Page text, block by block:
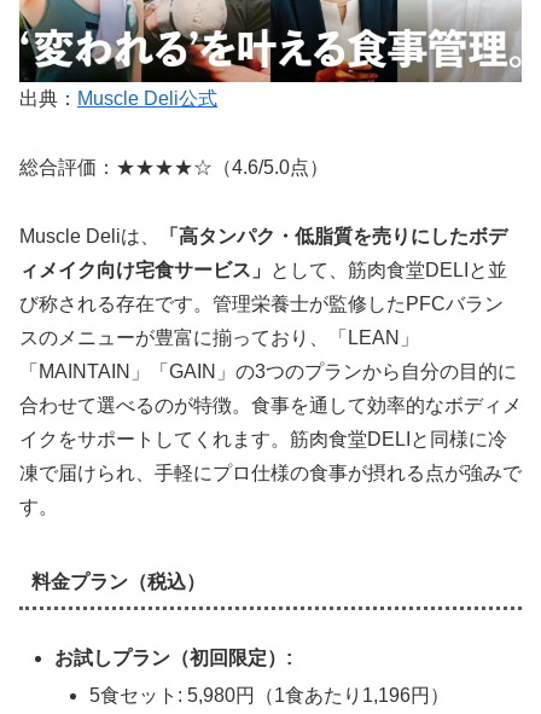
出典： Muscle Deli公式
総合評価：★★★★☆（4.6/5.0点）
Muscle Deliは、
「高タンパク・低脂質を売りにしたボデ
ィメイク向け宅食サービス」
として、筋肉食堂DELIと並
び称される存在です。管理栄養士が監修したPFCバラン
スのメニューが豊富に揃っており、「LEAN」
「MAINTAIN」「GAIN」の3つのプランから自分の目的に
合わせて選べるのが特徴。食事を通して効率的なボディメ
イクをサポートしてくれます。筋肉食堂DELIと同様に冷
凍で届けられ、手軽にプロ仕様の食事が摂れる点が強みで
す。
料金プラン（税込）
お試しプラン（初回限定）:
5食セット: 5,980円（1食あたり1,196円）